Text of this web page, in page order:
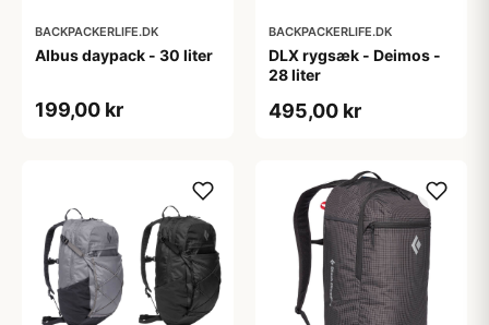
BACKPACKERLIFE.DK
Albus daypack - 30 liter
199,00 kr
BACKPACKERLIFE.DK
DLX rygsæk - Deimos -
28 liter
495,00 kr